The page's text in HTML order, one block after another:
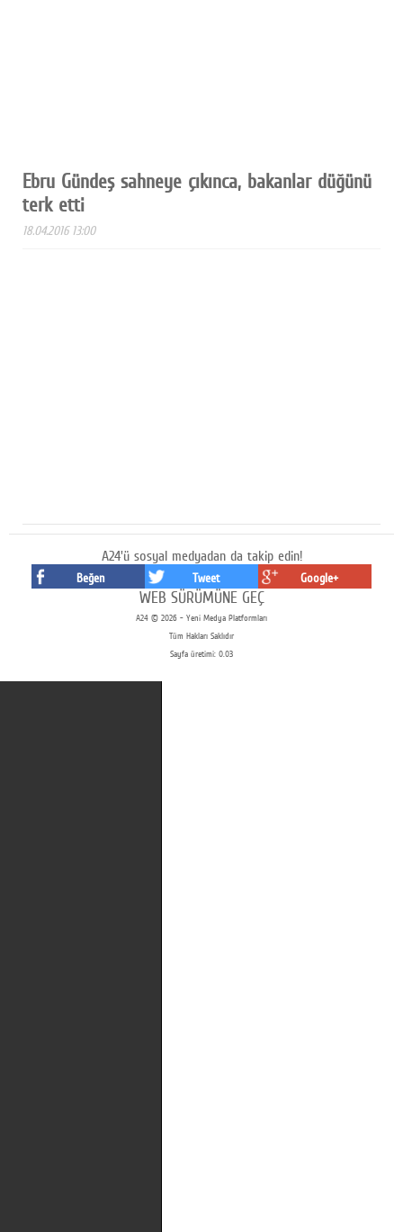
Ebru Gündeş sahneye çıkınca, bakanlar düğünü
terk etti
18.04.2016 13:00
A24'ü sosyal medyadan da takip edin!
Beğen Tweet Google+
WEB SÜRÜMÜNE GEÇ
A24 © 2026 - Yeni Medya Platformları
Tüm Hakları Saklıdır
Sayfa üretimi: 0.03